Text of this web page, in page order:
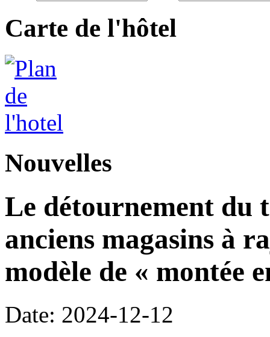
Carte de l'hôtel
Nouvelles
Le détournement du
anciens magasins à
modèle de « montée
Date: 2024-12-12